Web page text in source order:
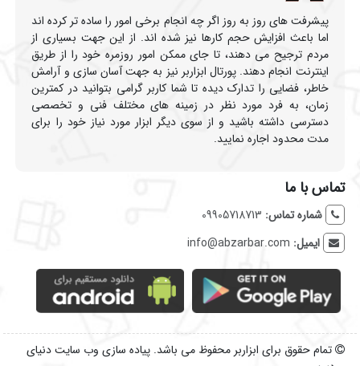
پیشرفت های روز به روز اگر چه انجام برخی امور را ساده تر کرده اند
اما باعث افزایش حجم کارها نیز شده اند. از این جهت بسیاری از
مردم ترجیح می دهند، تا جای ممکن امور روزمره خود را از طریق
اینترنت انجام دهند. پورتال ابزاربر نیز به جهت آسان سازی و آرامش
خاطر، فضایی را تدارک دیده تا شما کاربر گرامی بتوانید در کمترین
زمان، به فرد مورد نظر در زمینه های مختلف فنی و تخصصی
دسترسی داشته باشید و از سوی دیگر ابزار مورد نیاز خود را برای
مدت محدود اجاره نمایید.
تماس با ما
شماره تماس: 09905718713
ایمیل: info@abzarbar.com
تمام حقوق برای ابزاربر محفوظ می باشد. پیاده سازی وب سایت دنیای